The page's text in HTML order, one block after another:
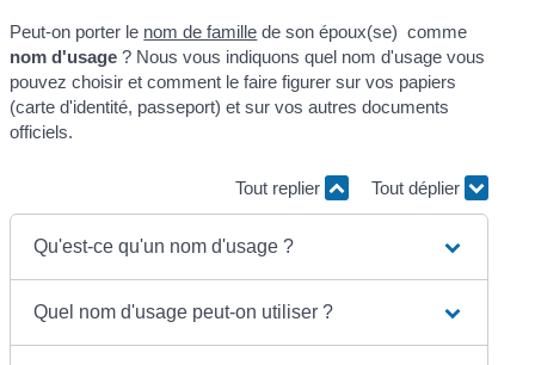
Peut-on porter le nom de famille de son époux(se) comme
nom d'usage ? Nous vous indiquons quel nom d'usage vous
pouvez choisir et comment le faire figurer sur vos papiers
(carte d'identité, passeport) et sur vos autres documents
officiels.
Tout replier Tout déplier
Qu'est-ce qu'un nom d'usage ?
Quel nom d'usage peut-on utiliser ?